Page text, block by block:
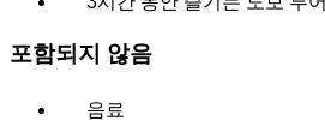
포함되지 않음
음료